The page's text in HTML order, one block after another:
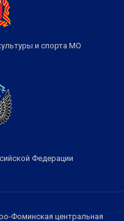
и спорта МО
Федерации
Фоминская центральная